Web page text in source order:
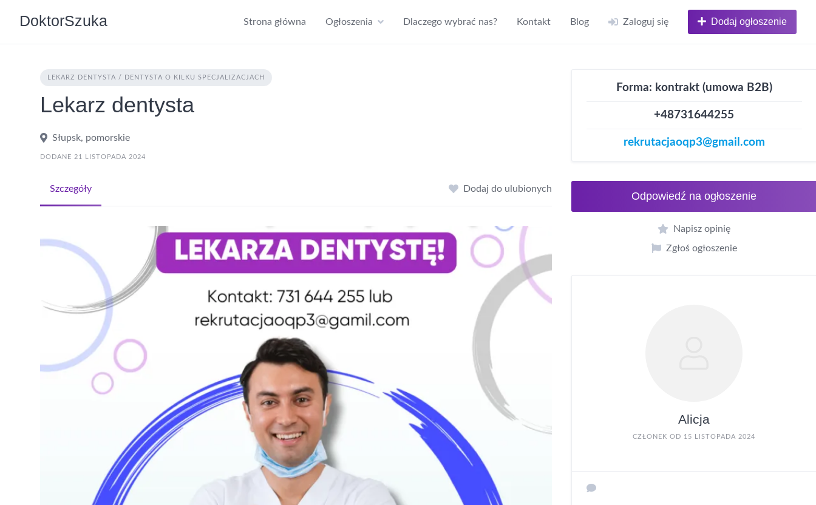
DoktorSzuka Strona główna Ogłoszenia Dlaczego wybrać nas? Kontakt Blog Zaloguj się Dodaj ogłoszenie
LEKARZ DENTYSTA / DENTYSTA O KILKU SPECJALIZACJACH
Lekarz dentysta
Słupsk, pomorskie
DODANE 21 LISTOPADA 2024
Szczegóły Dodaj do ulubionych
Forma: kontrakt (umowa B2B)
+48731644255
rekrutacjaoqp3@gmail.com
Odpowiedź na ogłoszenie
Napisz opinię
Zgłoś ogłoszenie
Alicja
CZŁONEK OD 15 LISTOPADA 2024